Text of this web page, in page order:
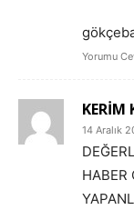
Yorumu
KERİM
14 Aralık
HABER